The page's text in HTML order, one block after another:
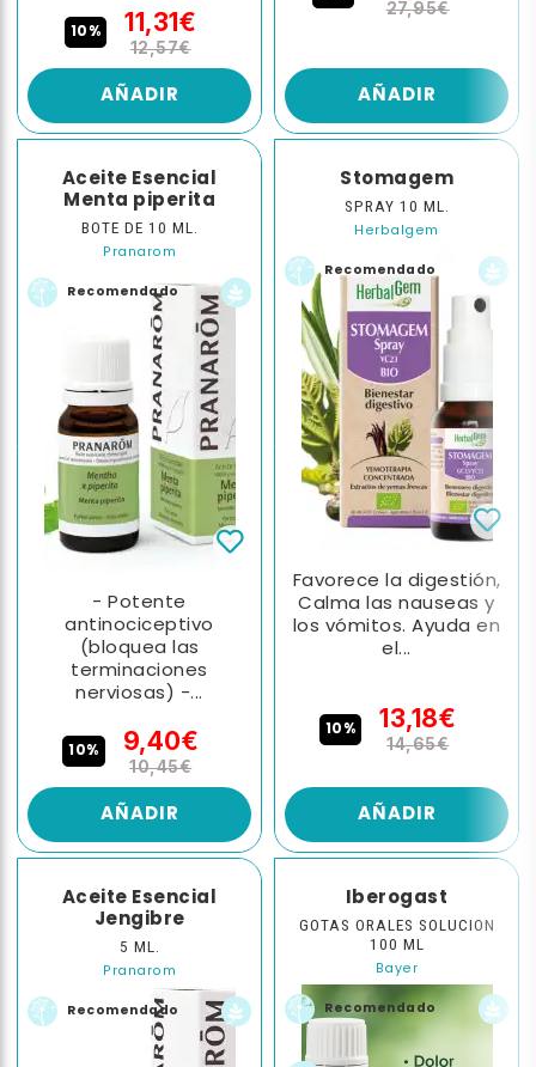
10% 11,31€
12,57€
AÑADIR
27,95€
AÑADIR
Aceite Esencial
Menta piperita
BOTE DE 10 ML.
Pranarom
Recomendado
- Potente
antinociceptivo
(bloquea las
terminaciones
nerviosas) -...
10% 9,40€
10,45€
AÑADIR
Stomagem
SPRAY 10 ML.
Herbalgem
Recomendado
Favorece la digestión,
Calma las nauseas y
los vómitos. Ayuda en
el...
10% 13,18€
14,65€
AÑADIR
Aceite Esencial
Jengibre
5 ML.
Pranarom
Recomendado
Iberogast
GOTAS ORALES SOLUCION
100 ML
Bayer
Recomendado